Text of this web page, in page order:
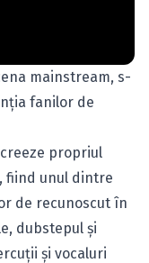
mainstream, s-
fanilor de
propriul
fiind unul dintre
de recunoscut în
dubstepul şi
şi vocaluri